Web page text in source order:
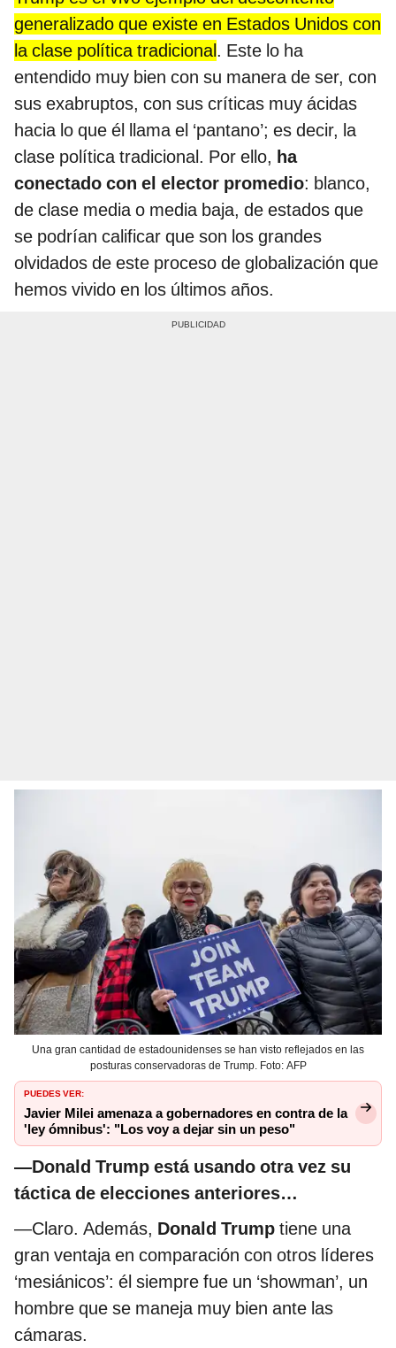
generalizado que existe en Estados Unidos con
la clase política tradicional. Este lo ha
entendido muy bien con su manera de ser, con
sus exabruptos, con sus críticas muy ácidas
hacia lo que él llama el ‘pantano’; es decir, la
clase política tradicional. Por ello, ha
conectado con el elector promedio: blanco,
de clase media o media baja, de estados que
se podrían calificar que son los grandes
olvidados de este proceso de globalización que
hemos vivido en los últimos años.
Una gran cantidad de estadounidenses se han visto reflejados en las
posturas conservadoras de Trump. Foto: AFP
PUEDES VER:
Javier Milei amenaza a gobernadores en contra de la
'ley ómnibus': "Los voy a dejar sin un peso"
—Donald Trump está usando otra vez su
táctica de elecciones anteriores…
—Claro. Además, Donald Trump tiene una
gran ventaja en comparación con otros líderes
‘mesiánicos’: él siempre fue un ‘showman’, un
hombre que se maneja muy bien ante las
cámaras.